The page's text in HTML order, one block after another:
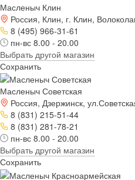
Масленыч Клин
Россия, Клин, г. Клин,
8 (495) 966-31-61
пн-вс 8.00 - 20.00
Выбрать другой магазин
Сохранить
Масленыч Советская
Россия, Дзержинск,
8 (831) 215-51-44
8 (831) 281-78-21
пн-вс 8.00 - 20.00
Выбрать другой магазин
Сохранить